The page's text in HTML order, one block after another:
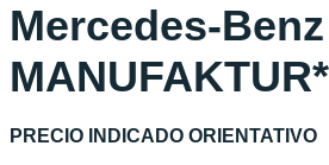
Mercedes-
PRECIO INDICADO ORIENTATIVO